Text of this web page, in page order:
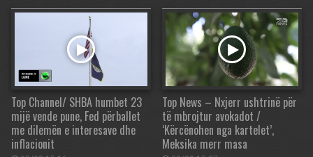
Top Channel/ SHBA humbet 23
mijë vende pune, Fed përballet
me dilemën e interesave dhe
inflacionit
Top News – Nxjerr ushtrinë për
të mbrojtur avokadot /
‘Kërcënohen nga kartelet’,
Meksika merr masa